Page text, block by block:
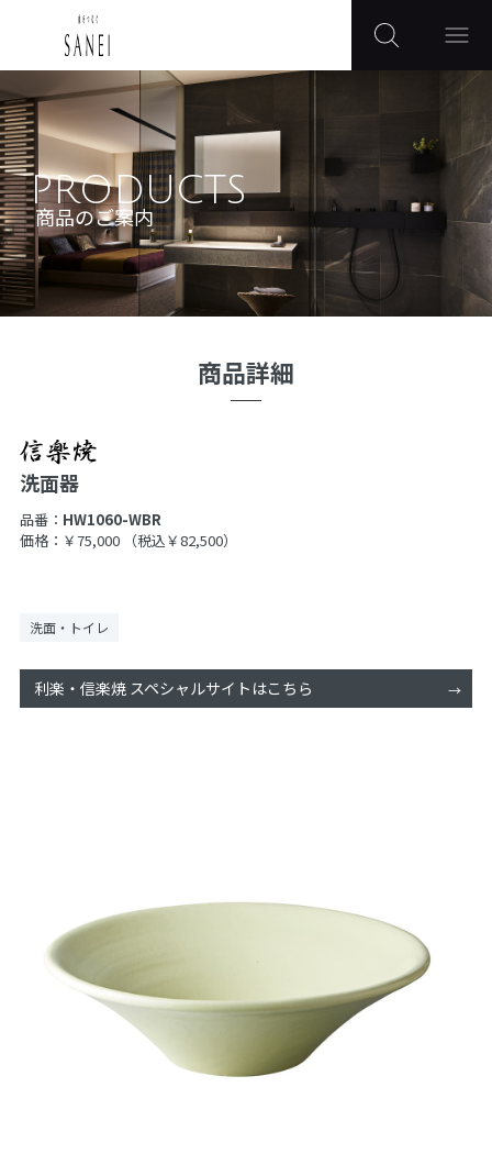
PRODUCTS
商品のご案内
商品詳細
洗面器
品番： HW1060-WBR
価格：￥75,000
（税込￥82,500）
洗面・トイレ
利楽・信楽焼 スペシャルサイトはこちら